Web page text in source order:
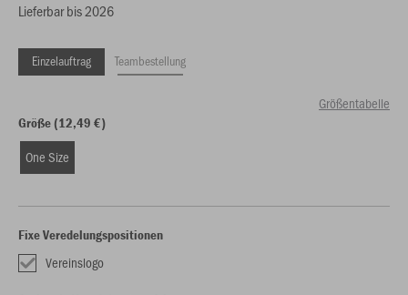
Lieferbar bis 2026
Einzelauftrag Teambestellung
Größentabelle
Größe (12,49 €)
One Size
Fixe Veredelungspositionen
Vereinslogo